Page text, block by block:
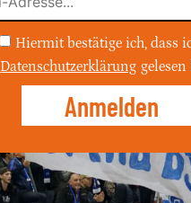
Hiermit bestätige ich, dass
Datenschutzerklärung gelesen